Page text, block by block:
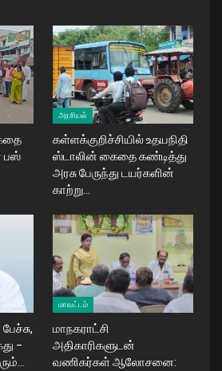
பஸ்
அரசியல்
கள்ளக்குறிச்சியில் உதயநிதி
ஸ்டாலின் கைதை கண்டித்து
அரசு பேருந்து டயர்களின்
காற்று…
–
மாவட்டம்
மாநகராட்சி
அதிகாரிகளுடன்
வணிகர்கள் ஆலோசனை: